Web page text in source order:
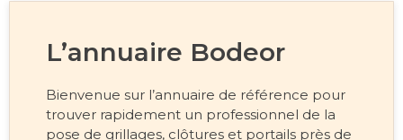
L’annuaire Bodeor
Bienvenue sur l’annuaire de référence pour
trouver rapidement un professionnel de la
pose de grillages, clôtures et portails près de